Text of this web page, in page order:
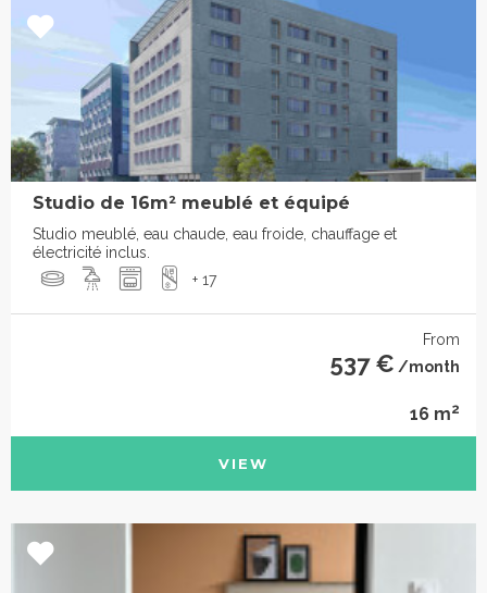
Studio de 16m² meublé et équipé
Studio meublé, eau chaude, eau froide, chauffage et
électricité inclus.
+ 17
From
537 € /month
16 m2
VIEW